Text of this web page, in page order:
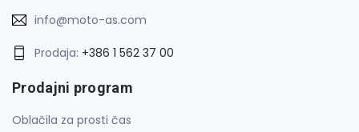
info@moto-as.com
Prodaja: +386 1 562 37 00
Prodajni program
Oblačila za prosti čas